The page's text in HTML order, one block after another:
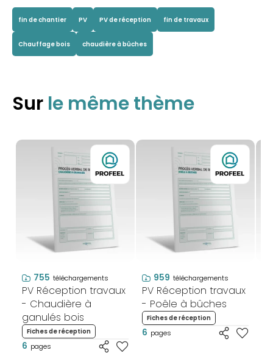
fin de chantier PV PV de réception fin de travaux
Chauffage bois chaudière à bûches
Sur le même thème
755 téléchargements
PV Réception travaux
- Chaudière à
ganulés bois
Fiches de réception
6 pages
959 téléchargements
PV Réception travaux
- Poêle à bûches
Fiches de réception
6 pages